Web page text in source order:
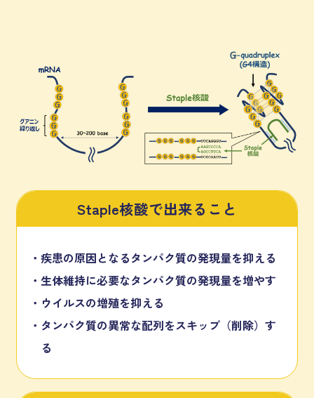
Staple核酸で出来ること
疾患の原因となるタンパク質の発現量を抑える
生体維持に必要なタンパク質の発現量を増やす
ウイルスの増殖を抑える
タンパク質の異常な配列をスキップ（削除）す
る